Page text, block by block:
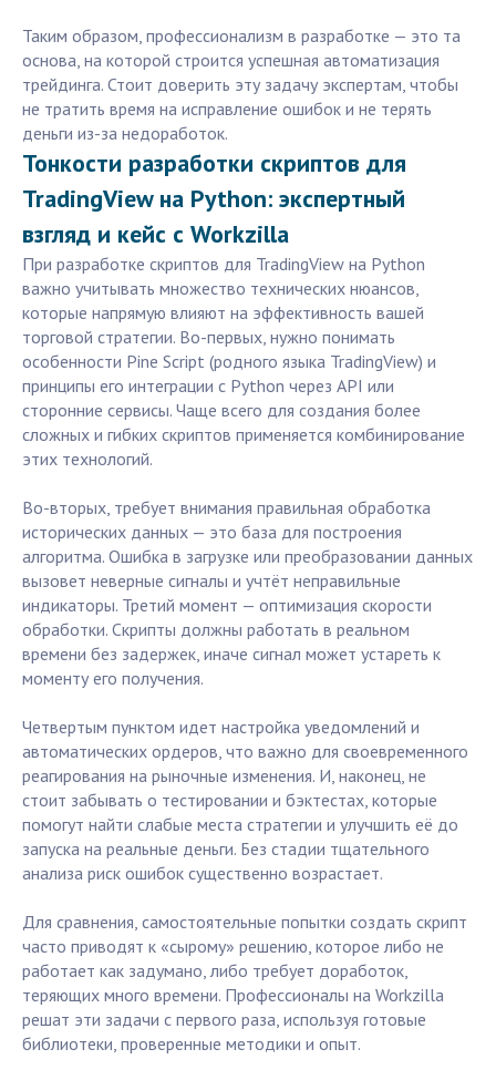
Таким образом, профессионализм в разработке — это та
основа, на которой строится успешная автоматизация
трейдинга. Стоит доверить эту задачу экспертам, чтобы
не тратить время на исправление ошибок и не терять
деньги из-за недоработок.
Тонкости разработки скриптов для
TradingView на Python: экспертный
взгляд и кейс с Workzilla
При разработке скриптов для TradingView на Python
важно учитывать множество технических нюансов,
которые напрямую влияют на эффективность вашей
торговой стратегии. Во-первых, нужно понимать
особенности Pine Script (родного языка TradingView) и
принципы его интеграции с Python через API или
сторонние сервисы. Чаще всего для создания более
сложных и гибких скриптов применяется комбинирование
этих технологий.
Во-вторых, требует внимания правильная обработка
исторических данных — это база для построения
алгоритма. Ошибка в загрузке или преобразовании данных
вызовет неверные сигналы и учтёт неправильные
индикаторы. Третий момент — оптимизация скорости
обработки. Скрипты должны работать в реальном
времени без задержек, иначе сигнал может устареть к
моменту его получения.
Четвертым пунктом идет настройка уведомлений и
автоматических ордеров, что важно для своевременного
реагирования на рыночные изменения. И, наконец, не
стоит забывать о тестировании и бэктестах, которые
помогут найти слабые места стратегии и улучшить её до
запуска на реальные деньги. Без стадии тщательного
анализа риск ошибок существенно возрастает.
Для сравнения, самостоятельные попытки создать скрипт
часто приводят к «сырому» решению, которое либо не
работает как задумано, либо требует доработок,
теряющих много времени. Профессионалы на Workzilla
решат эти задачи с первого раза, используя готовые
библиотеки, проверенные методики и опыт.